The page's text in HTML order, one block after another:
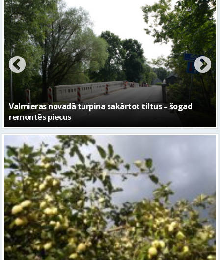
No pagaidu teātra līdz laikmetīgās kultūras centram
– kā attīstīsies “Kurtuve”